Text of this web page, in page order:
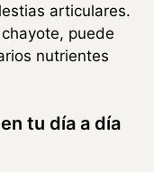
articulares.
puede
nutrientes
tu día a día